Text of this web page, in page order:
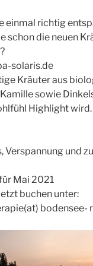
einmal richtig
schon die neuen
solaris.de
Kräuter aus
sowie
Highlight wird.
Verspannung und
Mai 2021
buchen unter:
bodensee-